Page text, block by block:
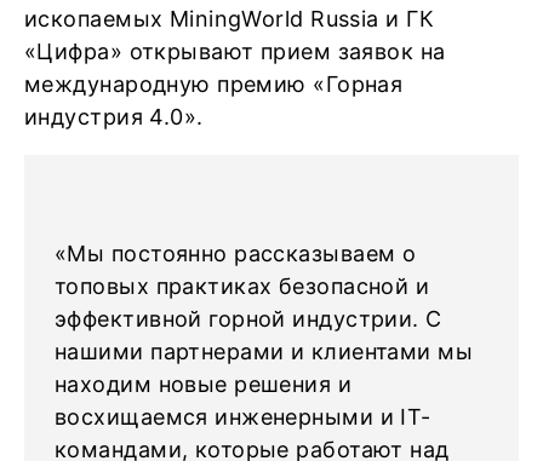
ископаемых MiningWorld Russia и ГК
«Цифра» открывают прием заявок на
международную премию «Горная
индустрия 4.0».
«Мы постоянно рассказываем о
топовых практиках безопасной и
эффективной горной индустрии. С
нашими партнерами и клиентами мы
находим новые решения и
восхищаемся инженерными и IT-
командами, которые работают над